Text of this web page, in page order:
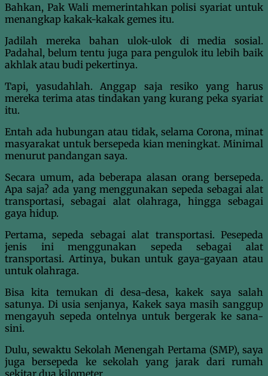
Bahkan, Pak Wali memerintahkan polisi syariat untuk
menangkap kakak-kakak gemes itu.
Jadilah mereka bahan ulok-ulok di media sosial.
Padahal, belum tentu juga para pengulok itu lebih baik
akhlak atau budi pekertinya.
Tapi, yasudahlah. Anggap saja resiko yang harus
mereka terima atas tindakan yang kurang peka syariat
itu.
Entah ada hubungan atau tidak, selama Corona, minat
masyarakat untuk bersepeda kian meningkat. Minimal
menurut pandangan saya.
Secara umum, ada beberapa alasan orang bersepeda.
Apa saja? ada yang menggunakan sepeda sebagai alat
transportasi, sebagai alat olahraga, hingga sebagai
gaya hidup.
Pertama, sepeda sebagai alat transportasi. Pesepeda
jenis ini menggunakan sepeda sebagai alat
transportasi. Artinya, bukan untuk gaya-gayaan atau
untuk olahraga.
Bisa kita temukan di desa-desa, kakek saya salah
satunya. Di usia senjanya, Kakek saya masih sanggup
mengayuh sepeda ontelnya untuk bergerak ke sana-
sini.
Dulu, sewaktu Sekolah Menengah Pertama (SMP), saya
juga bersepeda ke sekolah yang jarak dari rumah
sekitar dua kilometer.